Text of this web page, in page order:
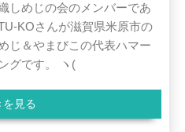
しめじの会のメンバーであ
KOさんが滋賀県米原市の
じ＆やまびこの代表ハマー
グです。 ヽ(
を見る